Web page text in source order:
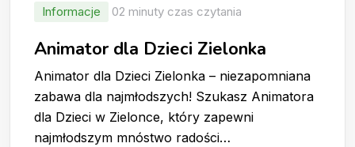
Informacje
02 minuty czas czytania
Animator dla Dzieci Zielonka
Animator dla Dzieci Zielonka – niezapomniana
zabawa dla najmłodszych! Szukasz Animatora
dla Dzieci w Zielonce, który zapewni
najmłodszym mnóstwo radości…